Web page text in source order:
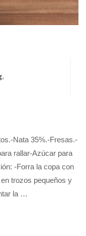
,
Nata 35%.-Fresas.-
rallar-Azúcar para
-Forra la copa con
trozos pequeños y
la …